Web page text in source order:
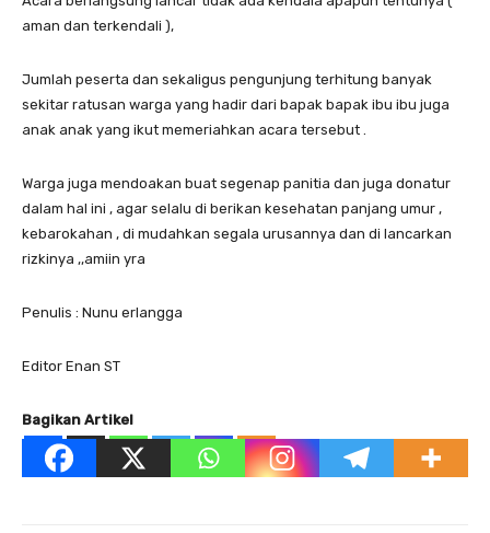
aman dan terkendali ),
Jumlah peserta dan sekaligus pengunjung terhitung banyak
sekitar ratusan warga yang hadir dari bapak bapak ibu ibu juga
anak anak yang ikut memeriahkan acara tersebut .
Warga juga mendoakan buat segenap panitia dan juga donatur
dalam hal ini , agar selalu di berikan kesehatan panjang umur ,
kebarokahan , di mudahkan segala urusannya dan di lancarkan
rizkinya ,,amiin yra
Penulis : Nunu erlangga
Editor Enan ST
Bagikan Artikel